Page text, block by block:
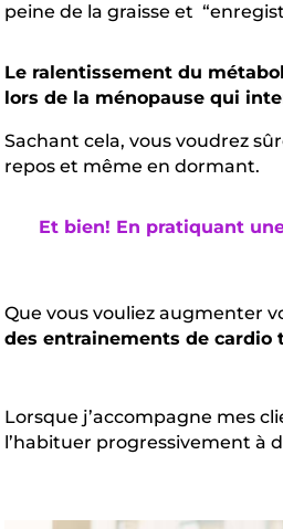
peine de la graisse et
Le ralentissement du
lors de la ménopause qui
Sachant cela, vous voudrez
repos et même en dormant.
Et bien! En pratiquant
Que vous vouliez augmenter
des entrainements de
Lorsque j’accompagne mes
l’habituer progressivement à